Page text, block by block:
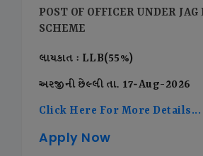
POST OF OFFICER UNDER JAG
SCHEME
લાયકાત : LLB(55%)
અરજીની છેલ્લી તા. 17-Aug-2026
Click Here For More Details...
Apply Now